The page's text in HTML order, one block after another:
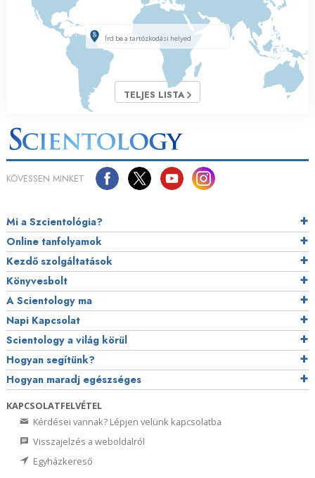
TELJES LISTA
KÖVESSEN MINKET
Mi a Szcientológia?
Online tanfolyamok
Kezdő szolgáltatások
Könyvesbolt
A Scientology ma
Napi Kapcsolat
Scientology a világ körül
Hogyan segítünk?
Hogyan maradj egészséges
KAPCSOLATFELVÉTEL
Kérdései vannak? Lépjen velünk kapcsolatba
Visszajelzés a weboldalról
Egyházkereső